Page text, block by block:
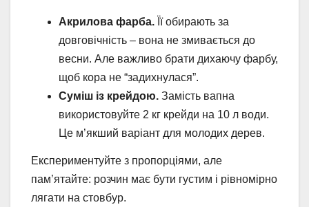
Акрилова фарба. Її обирають за
довговічність – вона не змивається до
весни. Але важливо брати дихаючу фарбу,
щоб кора не “задихнулася”.
Суміш із крейдою. Замість вапна
використовуйте 2 кг крейди на 10 л води.
Це м’якший варіант для молодих дерев.
Експериментуйте з пропорціями, але
пам’ятайте: розчин має бути густим і рівномірно
лягати на стовбур.